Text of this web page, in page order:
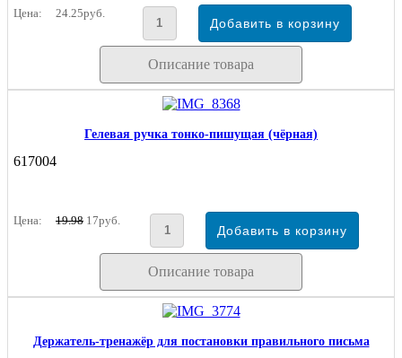
Цена: 24.25руб.
Описание товара
Гелевая ручка тонко-пишущая (чёрная)
617004
Цена: 19.98 17руб.
Описание товара
Держатель-тренажёр для постановки правильного письма